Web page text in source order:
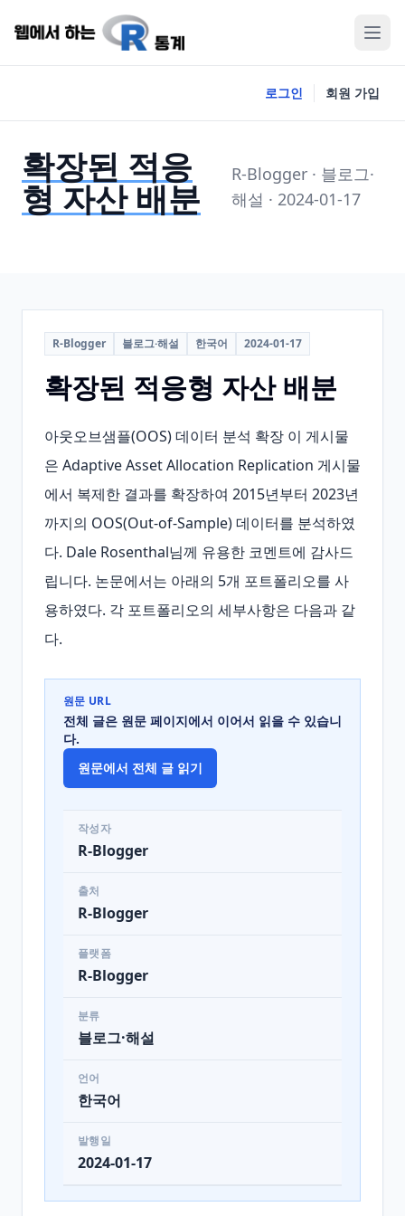
로그인 회원 가입
확장된 적응
형 자산 배분
R-Blogger · 블로그·
해설 · 2024-01-17
R-Blogger 블로그·해설 한국어 2024-01-17
확장된 적응형 자산 배분
아웃오브샘플(OOS) 데이터 분석 확장 이 게시물
은 Adaptive Asset Allocation Replication 게시물
에서 복제한 결과를 확장하여 2015년부터 2023년
까지의 OOS(Out‑of‑Sample) 데이터를 분석하였
다. Dale Rosenthal님께 유용한 코멘트에 감사드
립니다. 논문에서는 아래의 5개 포트폴리오를 사
용하였다. 각 포트폴리오의 세부사항은 다음과 같
다.
원문 URL
전체 글은 원문 페이지에서 이어서 읽을 수 있습니
다.
원문에서 전체 글 읽기
작성자
R-Blogger
출처
R-Blogger
플랫폼
R-Blogger
분류
블로그·해설
언어
한국어
발행일
2024-01-17